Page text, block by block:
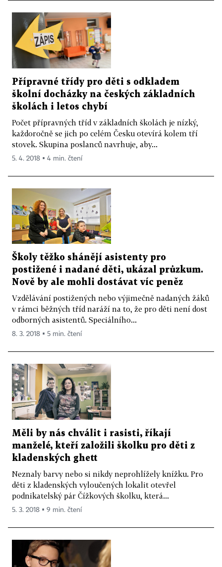
Přípravné třídy pro děti s odkladem
školní docházky na českých základních
školách i letos chybí
Počet přípravných tříd v základních školách je nízký,
každoročně se jich po celém Česku otevírá kolem tří
stovek. Skupina poslanců navrhuje, aby...
5. 4. 2018 ▪ 4 min. čtení
Školy těžko shánějí asistenty pro
postižené i nadané děti, ukázal průzkum.
Nově by ale mohli dostávat víc peněz
Vzdělávání postižených nebo výjimečně nadaných žáků
v rámci běžných tříd naráží na to, že pro děti není dost
odborných asistentů. Speciálního...
8. 3. 2018 ▪ 5 min. čtení
Měli by nás chválit i rasisti, říkají
manželé, kteří založili školku pro děti z
kladenských ghett
Neznaly barvy nebo si nikdy neprohlížely knížku. Pro
děti z kladenských vyloučených lokalit otevřel
podnikatelský pár Čížkových školku, která...
5. 3. 2018 ▪ 9 min. čtení